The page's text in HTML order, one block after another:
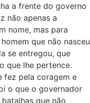
a frente do governo
não apenas a
nome, mas para
que não nasceu
se entregou, que
que lhe pertence.
fez pela coragem e
o que o governador
que não